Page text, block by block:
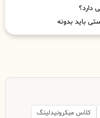
دارد؟
باید بدونه
کلاس میکرونیدلینگ